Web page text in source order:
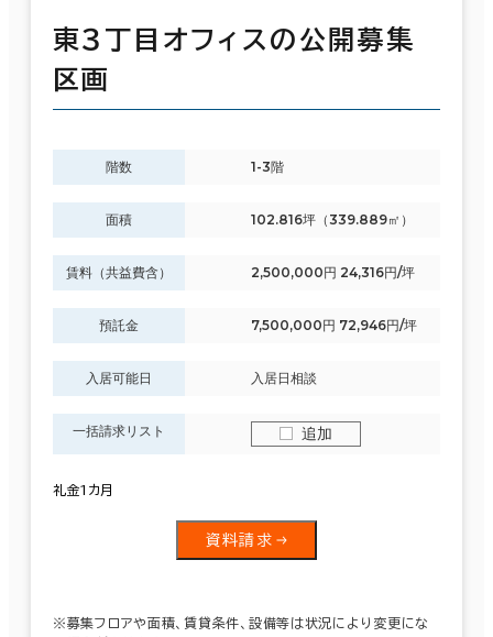
東３丁目オフィスの公開募集
区画
階数 1-3階
面積 102.816坪（339.889㎡）
賃料（共益費含） 2,500,000円 24,316円/坪
預託金 7,500,000円 72,946円/坪
入居可能日 入居日相談
一括請求リスト 追加
礼金1カ月
資料請求
※募集フロアや面積、賃貸条件、設備等は状況により変更にな